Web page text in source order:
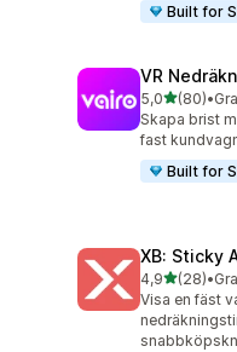
Built for
VR
5,0av 5(80)
80 •
Skapa brist
fast
Built for
XB: Sticky
4,9av 5(28)
28 •
Visa en fäst